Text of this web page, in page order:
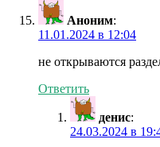
Аноним:
11.01.2024 в 12:04
не открываются
Ответить
денис:
24.03.2024 в